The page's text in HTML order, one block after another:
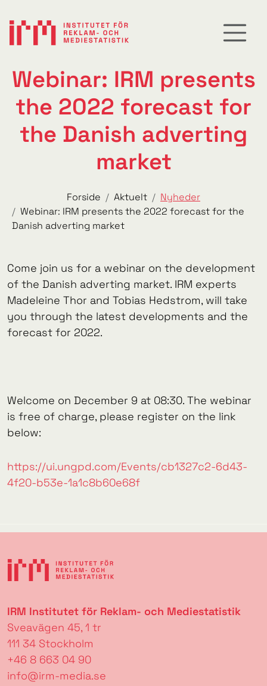
Webinar: IRM presents
the 2022 forecast for
the Danish adverting
market
Forside Aktuelt
Nyheder
Webinar: IRM presents the 2022 forecast for the
Danish adverting market
Come join us for a webinar on the development
of the Danish adverting market. IRM experts
Madeleine Thor and Tobias Hedstrom, will take
you through the latest developments and the
forecast for 2022.
Welcome on December 9 at 08:30. The webinar
is free of charge, please register on the link
below:
https://ui.ungpd.com/Events/cb1327c2-6d43-
4f20-b53e-1a1c8b60e68f
IRM Institutet för Reklam- och Mediestatistik
Sveavägen 45, 1 tr
111 34 Stockholm
+46 8 663 04 90
info@irm-media.se